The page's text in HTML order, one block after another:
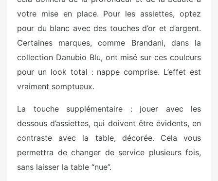
votre mise en place. Pour les assiettes, optez
pour du blanc avec des touches d’or et d’argent.
Certaines marques, comme Brandani, dans la
collection Danubio Blu, ont misé sur ces couleurs
pour un look total : nappe comprise. L’effet est
vraiment somptueux.
La touche supplémentaire : jouer avec les
dessous d’assiettes, qui doivent être évidents, en
contraste avec la table, décorée. Cela vous
permettra de changer de service plusieurs fois,
sans laisser la table “nue”.